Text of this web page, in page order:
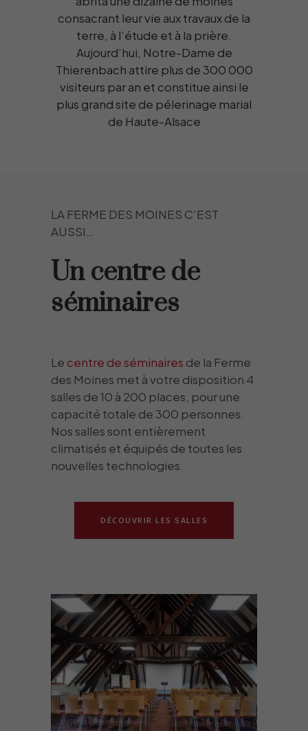
consacrant leur vie aux travaux de la
terre, à l’étude et à la prière.
Aujourd’hui, Notre-Dame de
Thierenbach attire plus de 300 000
visiteurs par an et constitue ainsi le
plus grand site de pélerinage marial
de Haute-Alsace
LA FERME DES MOINES C’EST
AUSSI…
Un centre de
séminaires
Le centre de séminaires de la Ferme
des Moines met à votre disposition 4
salles de 10 à 200 places, pour une
capacité totale de 300 personnes.
Nos salles sont entièrement
climatisés et équipés de toutes les
nouvelles technologies.
DÉCOUVRIR LES SALLES